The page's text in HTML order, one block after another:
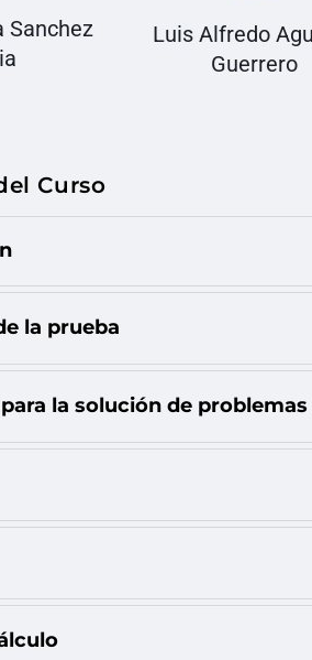
Sanchez
Luis Alfredo
Guerrero
Curso
la prueba
la solución de